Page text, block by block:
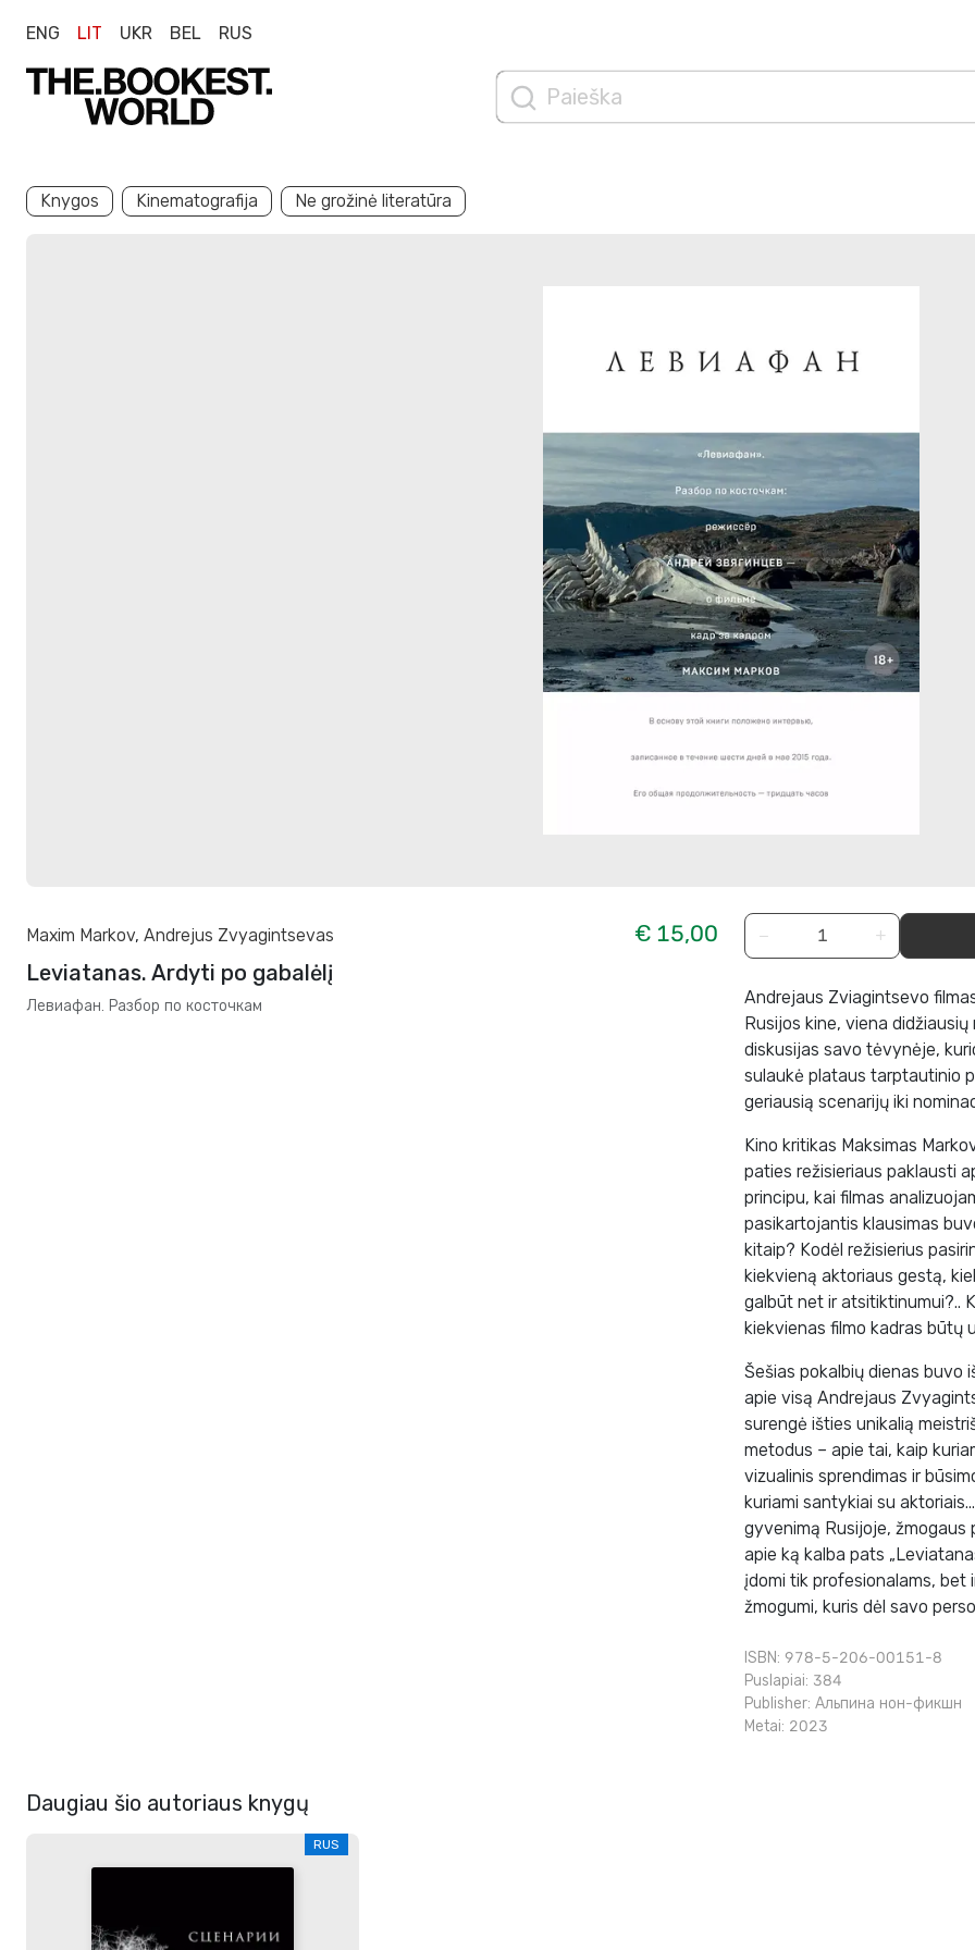
ENG LIT UKR BEL RUS
Knygos Kinematografija Ne grožinė literatūra
Maxim Markov, Andrejus Zvyagintsevas
€ 15,00
Leviatanas. Ardyti po gabalėlį
Левиафан. Разбор по косточкам
− +
Andrejaus Zviagintsevo
Rusijos kine, viena
diskusijas savo tėvynėje,
sulaukė plataus tarptautinio
geriausią scenarijų iki
Kino kritikas Maksimas
paties režisieriaus paklausti
principu, kai filmas
pasikartojantis klausimas
kitaip? Kodėl režisierius
kiekvieną aktoriaus gestą,
galbūt net ir atsitiktinumui?..
kiekvienas filmo kadras būtų
Šešias pokalbių dienas buvo
apie visą Andrejaus
surengė išties unikalią
metodus – apie tai, kaip
vizualinis sprendimas ir
kuriami santykiai su
gyvenimą Rusijoje,
apie ką kalba pats
įdomi tik profesionalams, bet
žmogumi, kuris dėl savo
ISBN: 978-5-206-00151-8
Puslapiai: 384
Publisher: Альпина нон-фикшн
Metai: 2023
Daugiau šio autoriaus knygų
RUS